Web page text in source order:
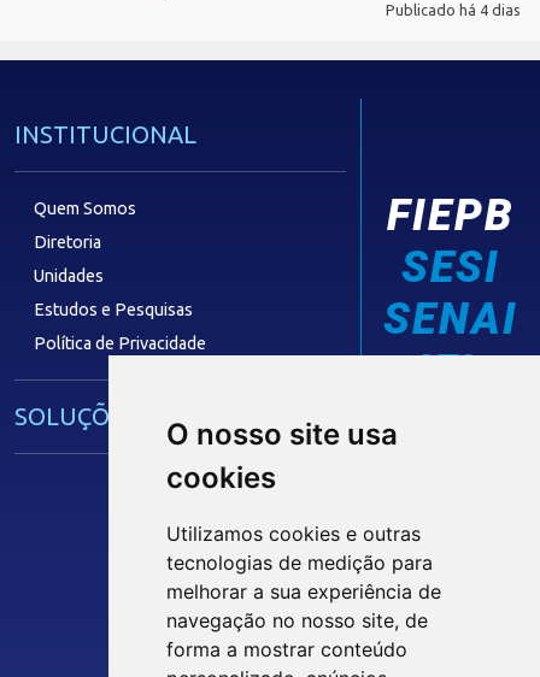
O nosso site usa
cookies
Utilizamos cookies e outras
tecnologias de medição para
melhorar a sua experiência de
navegação no nosso site, de
forma a mostrar conteúdo
Publicado há 4 dias
INSTITUCIONAL
Quem Somos
Diretoria
Unidades
Estudos e Pesquisas
Política de Privacidade
SOLUÇÕES E SERVIÇOS
Núcleo de Acesso ao Crédito
Centro Internacional de Negócios -
CONTRIBUIÇÃO SINDICAL
FIEPB
SESI
SENAI
IEL
Siga nossas Redes Sociais